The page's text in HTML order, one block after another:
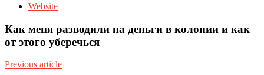
Website
Как меня разводили на деньги в колонии и как
от этого уберечься
Previous article